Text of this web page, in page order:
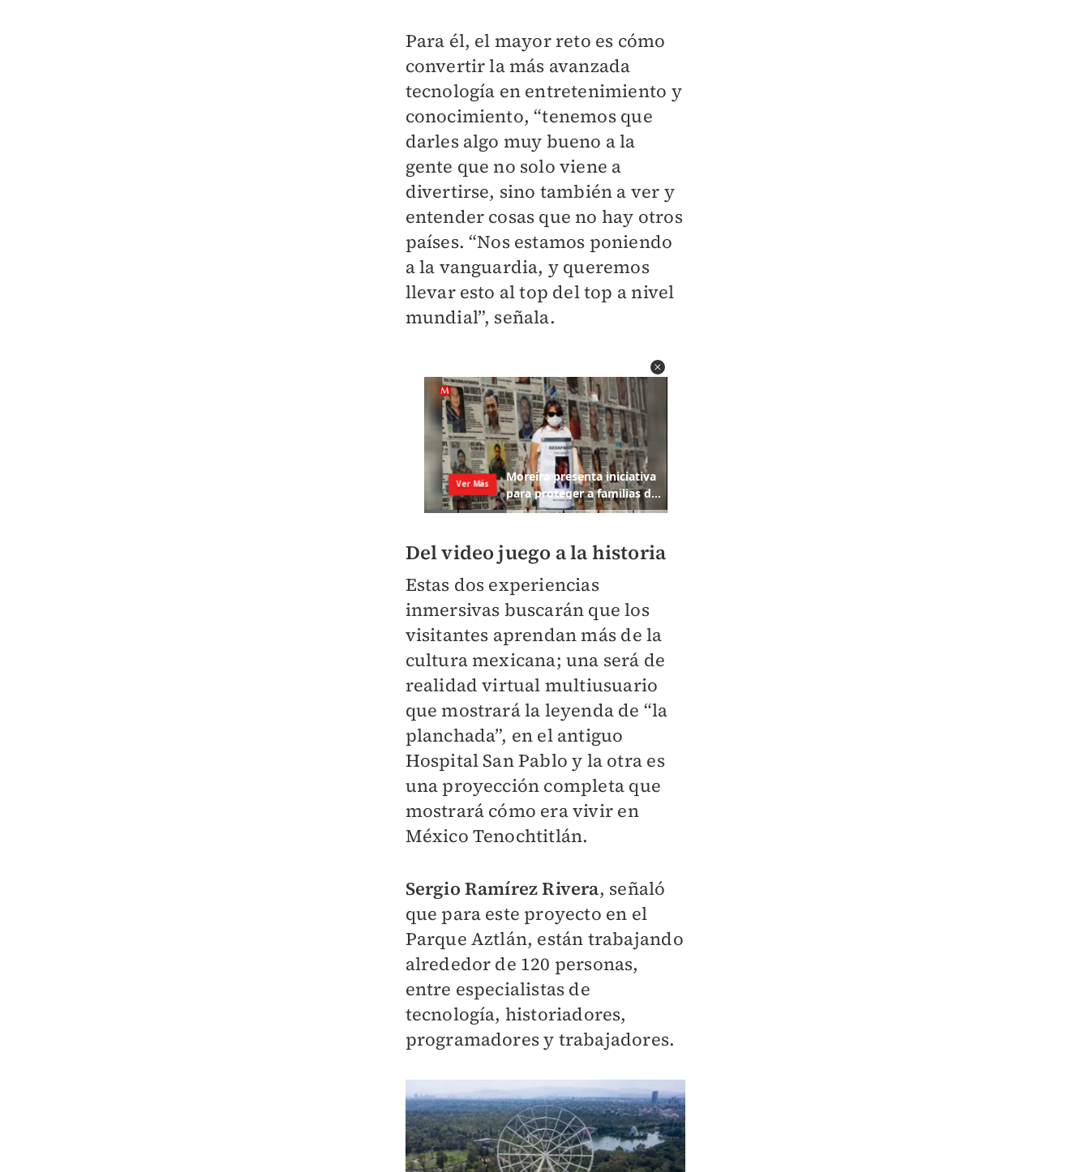
Para él, el mayor reto es cómo
convertir la más avanzada
tecnología en entretenimiento y
conocimiento, “tenemos que
darles algo muy bueno a la
gente que no solo viene a
divertirse, sino también a ver y
entender cosas que no hay otros
países. “Nos estamos poniendo
a la vanguardia, y queremos
llevar esto al top del top a nivel
mundial”, señala.
Del video juego a la historia
Estas dos experiencias
inmersivas buscarán que los
visitantes aprendan más de la
cultura mexicana; una será de
realidad virtual multiusuario
que mostrará la leyenda de “la
planchada”, en el antiguo
Hospital San Pablo y la otra es
una proyección completa que
mostrará cómo era vivir en
México Tenochtitlán.
Sergio Ramírez Rivera, señaló
que para este proyecto en el
Parque Aztlán, están trabajando
alrededor de 120 personas,
entre especialistas de
tecnología, historiadores,
programadores y trabajadores.